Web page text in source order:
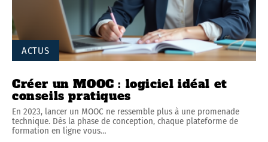
ACTUS
Créer un MOOC : logiciel idéal et
conseils pratiques
En 2023, lancer un MOOC ne ressemble plus à une promenade
technique. Dès la phase de conception, chaque plateforme de
formation en ligne vous…